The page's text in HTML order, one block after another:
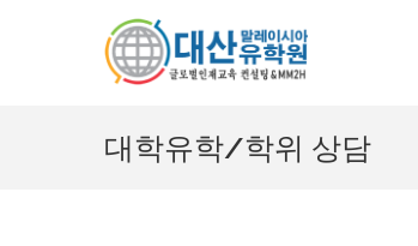
대학유학/학위 상담